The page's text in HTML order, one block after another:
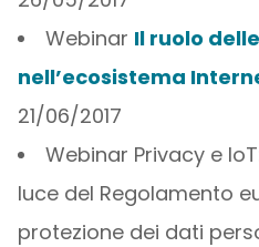
Webinar Il ruolo
nell’ecosistema
21/06/2017
Webinar Privacy e
luce del Regolamento
protezione dei dati